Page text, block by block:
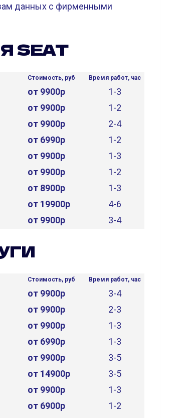
данных с фирменными
SEAT
Стоимость, руб Время работ, час
от 9900р
1-3
от 9900р
1-2
от 9900р
2-4
от 6990р
1-2
от 9900р
1-3
от 9900р
1-2
от 8900р
1-3
от 19900р
4-6
от 9900р 3-4
Стоимость, руб Время работ, час
от 9900р
3-4
от 9900р
2-3
от 9900р
1-3
от 6990р
1-3
от 9900р
3-5
от 14900р
3-5
от 9900р
1-3
от 6900р
1-2